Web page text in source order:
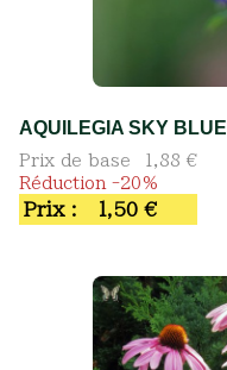
AQUILEGIA SKY BLUE
Prix de base
1,88 €
Réduction -20%
Prix : 1,50 €